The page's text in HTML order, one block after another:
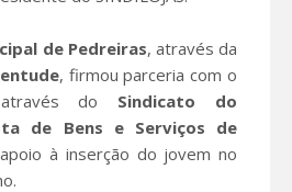
de Pedreiras, através da
, firmou parceria com o
do Sindicato do
de Bens e Serviços de
à inserção do jovem no